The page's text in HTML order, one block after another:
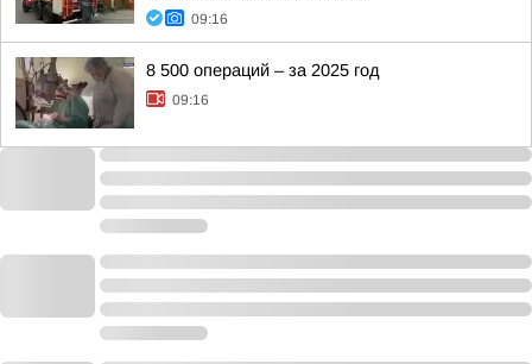
09:16
8 500 операций – за 2025 год
09:16